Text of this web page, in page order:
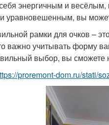
себя энергичным и
уравновешенным, вы
рамки для очков –
важно учитывать форму
выбор, вы сможете
proremont-dom.ru/stati/